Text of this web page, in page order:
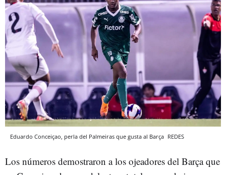
Eduardo Conceiçao, perla del Palmeiras que gusta al Barça REDES
Los números demostraron a los ojeadores del Barça que